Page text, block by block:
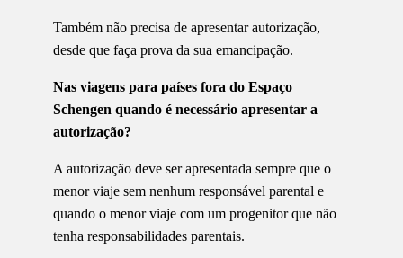
Também não precisa de apresentar autorização,
desde que faça prova da sua emancipação.
Nas viagens para países fora do Espaço
Schengen quando é necessário apresentar a
autorização?
A autorização deve ser apresentada sempre que o
menor viaje sem nenhum responsável parental e
quando o menor viaje com um progenitor que não
tenha responsabilidades parentais.